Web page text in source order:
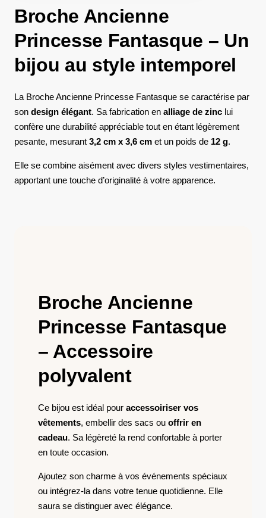
Broche Ancienne
Princesse Fantasque – Un
bijou au style intemporel
La Broche Ancienne Princesse Fantasque se caractérise par
son design élégant. Sa fabrication en alliage de zinc lui
confère une durabilité appréciable tout en étant légèrement
pesante, mesurant 3,2 cm x 3,6 cm et un poids de 12 g.
Elle se combine aisément avec divers styles vestimentaires,
apportant une touche d’originalité à votre apparence.
Broche Ancienne
Princesse Fantasque
– Accessoire
polyvalent
Ce bijou est idéal pour accessoiriser vos
vêtements, embellir des sacs ou offrir en
cadeau. Sa légèreté la rend confortable à porter
en toute occasion.
Ajoutez son charme à vos événements spéciaux
ou intégrez-la dans votre tenue quotidienne. Elle
saura se distinguer avec élégance.